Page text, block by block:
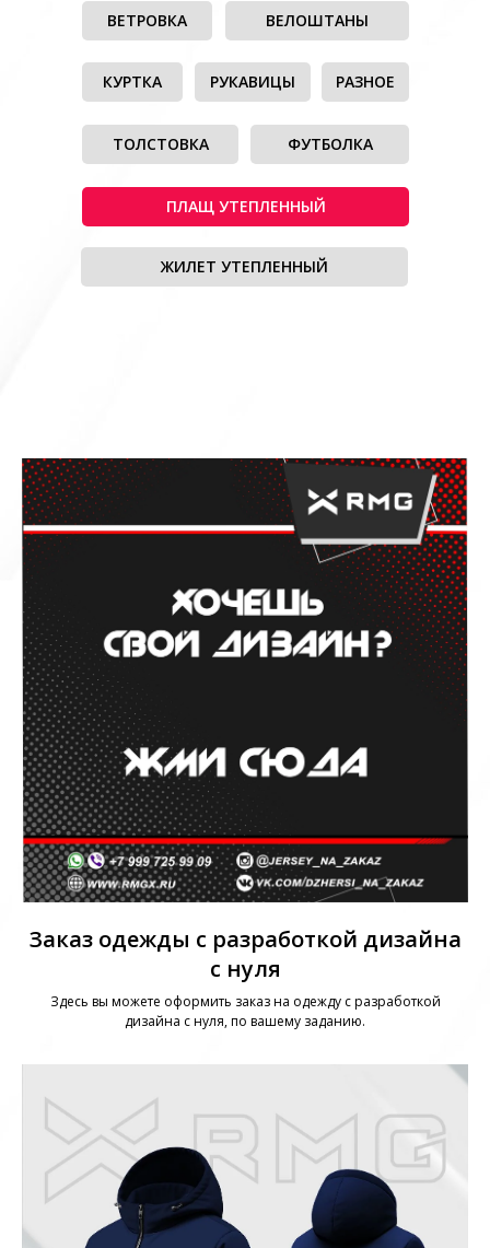
ВЕЛОШТАНЫ
ТОЛСТОВКА
ВЕТРОВКА
КУРТКА РУКАВИЦЫ
ФУТБОЛКА
ПЛАЩ УТЕПЛЕННЫЙ
ЖИЛЕТ УТЕПЛЕННЫЙ
РАЗНОЕ
Заказ одежды с разработкой дизайна
с нуля
Здесь вы можете оформить заказ на одежду с разработкой
дизайна с нуля, по вашему заданию.